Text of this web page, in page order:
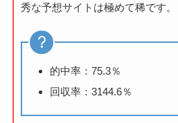
秀な予想サイトは極めて稀です。
的中率：75.3％
回収率：3144.6％